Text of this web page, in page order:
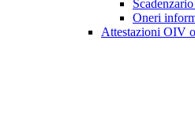
Oneri
Attestazioni OIV